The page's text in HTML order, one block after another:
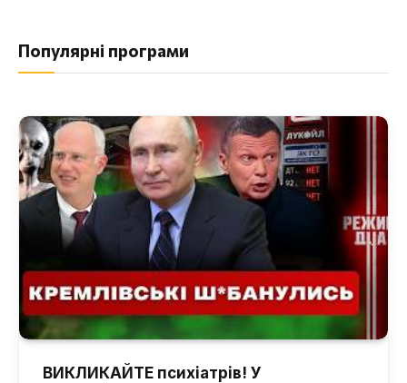
Популярні програми
ВИКЛИКАЙТЕ психіатрів! У